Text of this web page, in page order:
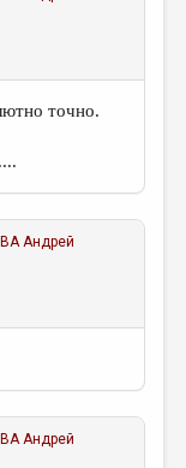
точно.
Андрей
Андрей